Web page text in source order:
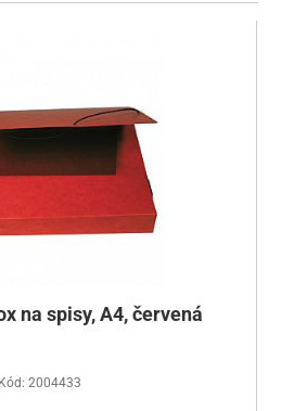
na spisy, A4, červená
Kód: 2004433